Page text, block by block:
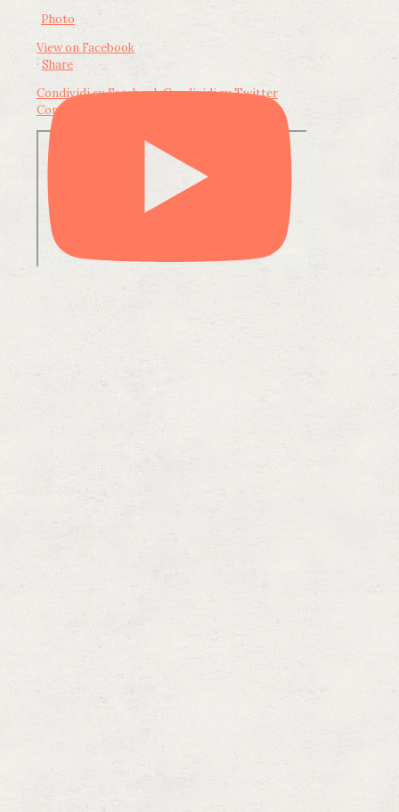
Photo
View on Facebook
· Share
Condividi su FacebookCondividi su Twitter
Condividi su LinkedIn